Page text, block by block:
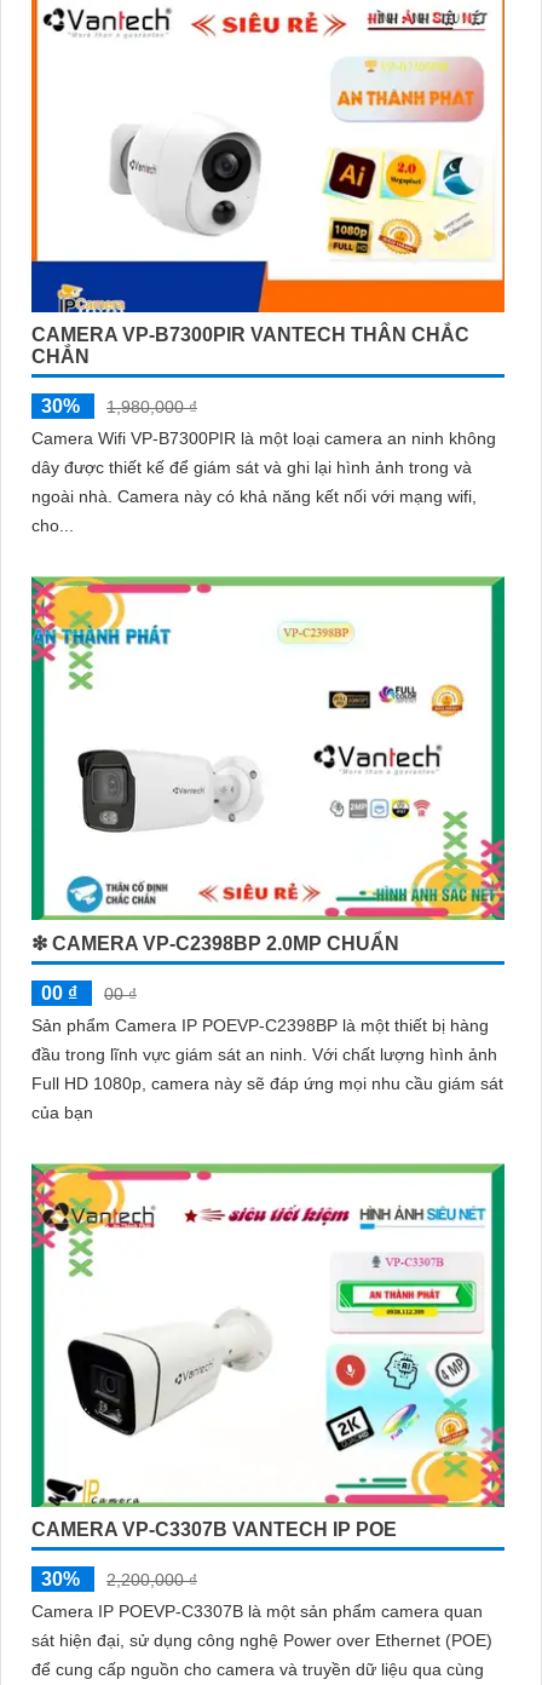
CAMERA VP-B7300PIR VANTECH THÂN CHẮC
CHẮN
30%
1,980,000 ₫
Camera Wifi VP-B7300PIR là một loại camera an ninh không
dây được thiết kế để giám sát và ghi lại hình ảnh trong và
ngoài nhà. Camera này có khả năng kết nối với mạng wifi,
cho...
❇ CAMERA VP-C2398BP 2.0MP CHUẨN
00 ₫
00 ₫
Sản phẩm Camera IP POEVP-C2398BP là một thiết bị hàng
đầu trong lĩnh vực giám sát an ninh. Với chất lượng hình ảnh
Full HD 1080p, camera này sẽ đáp ứng mọi nhu cầu giám sát
của bạn
CAMERA VP-C3307B VANTECH IP POE
30%
2,200,000 ₫
Camera IP POEVP-C3307B là một sản phẩm camera quan
sát hiện đại, sử dụng công nghệ Power over Ethernet (POE)
để cung cấp nguồn cho camera và truyền dữ liệu qua cùng